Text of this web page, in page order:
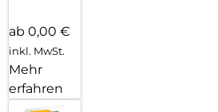
ab 0,00 €
inkl. MwSt.
Mehr
erfahren